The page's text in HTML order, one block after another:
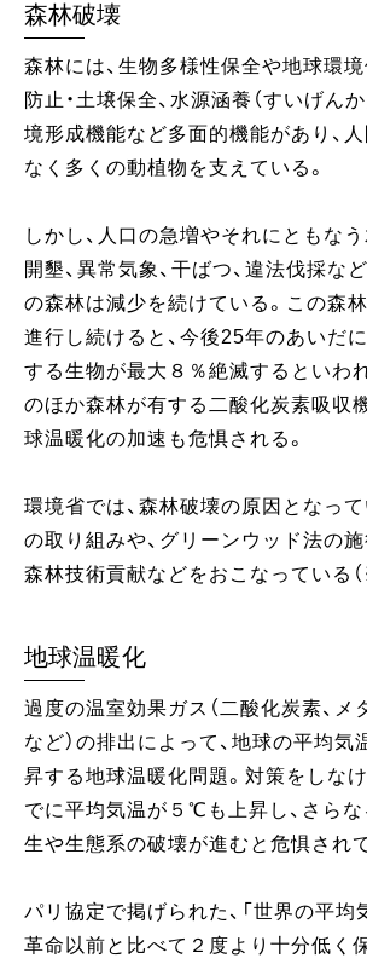
森林破壊
森林には、生物多様性保全や地球環境
防止・土壌保全、水源涵養（すいげん
境形成機能など多面的機能があり、
なく多くの動植物を支えている。
しかし、人口の急増やそれにともな
開墾、異常気象、干ばつ、違法伐採な
の森林は減少を続けている。この森
進行し続けると、今後25年のあいだ
する生物が最大８％絶滅するといわ
のほか森林が有する二酸化炭素吸収
球温暖化の加速も危惧される。
環境省では、森林破壊の原因となっ
の取り組みや、グリーンウッド法の施
森林技術貢献などをおこなっている（
地球温暖化
過度の温室効果ガス（二酸化炭素、メ
など）の排出によって、地球の平均気
昇する地球温暖化問題。対策をしな
でに平均気温が５℃も上昇し、さら
生や生態系の破壊が進むと危惧されて
パリ協定で掲げられた、「世界の平均
革命以前と比べて２度より十分低く